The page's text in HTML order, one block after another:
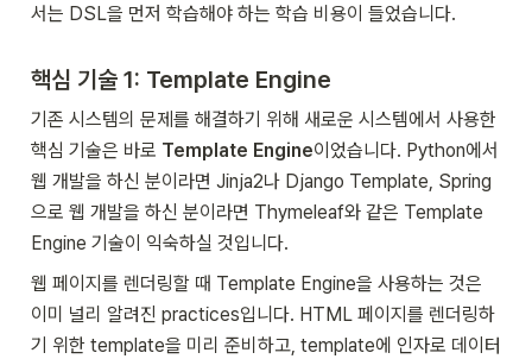
서는 DSL을 먼저 학습해야 하는 학습 비용이 들었습니다.
핵심 기술 1: Template Engine
기존 시스템의 문제를 해결하기 위해 새로운 시스템에서 사용한
핵심 기술은 바로 Template Engine이었습니다. Python에서
웹 개발을 하신 분이라면 Jinja2나 Django Template, Spring
으로 웹 개발을 하신 분이라면 Thymeleaf와 같은 Template
Engine 기술이 익숙하실 것입니다.
웹 페이지를 렌더링할 때 Template Engine을 사용하는 것은
이미 널리 알려진 practices입니다. HTML 페이지를 렌더링하
기 위한 template을 미리 준비하고, template에 인자로 데이터